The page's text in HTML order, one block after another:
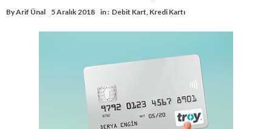
ByArif Ünal 5 Aralık 2018 in : Debit Kart Kredi Kartı